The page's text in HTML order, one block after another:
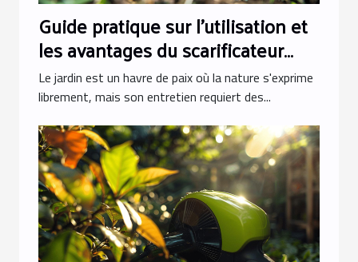
Guide pratique sur l'utilisation et
les avantages du scarificateur
pour votre jardin
Le jardin est un havre de paix où la nature s'exprime
librement, mais son entretien requiert des...